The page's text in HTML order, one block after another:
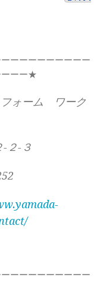
ーーーーーーーーー
ーーー★
ォーム ワーク
-２-３
ーーーーーーーーー